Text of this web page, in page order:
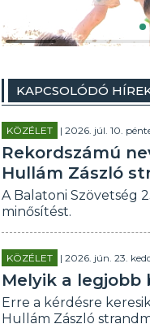
KAPCSOLÓDÓ
KÖZÉLET | 2026. júl. 10.
Rekordszámú
Hullám Zászló
A Balatoni Szövetség
minősítést.
KÖZÉLET | 2026. jún. 23.
Melyik a legjobb
Erre a kérdésre
Hullám Zászló